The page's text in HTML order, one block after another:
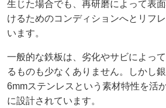
生じた場合でも、再研磨によって表
けるためのコンディションへとリフ
います。
一般的な鉄板は、劣化やサビによっ
るものも少なくありません。しかし
6mmステンレスという素材特性を活か
に設計されています。